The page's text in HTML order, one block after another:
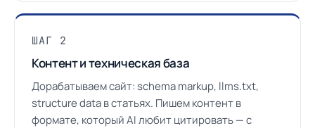
ШАГ 2
Контент и техническая база
Дорабатываем сайт: schema markup, llms.txt,
structure data в статьях. Пишем контент в
формате, который AI любит цитировать — с